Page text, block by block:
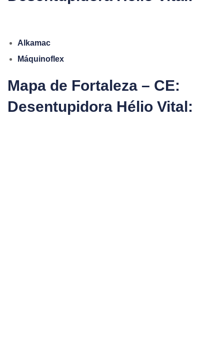
Alkamac
Máquinoflex
Mapa de Fortaleza – CE:
Desentupidora Hélio Vital: